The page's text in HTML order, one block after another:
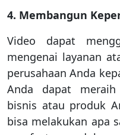
4. Membangun
Video dapat
mengenai layanan
perusahaan Anda
Anda dapat meraih
bisnis atau produk
bisa melakukan apa